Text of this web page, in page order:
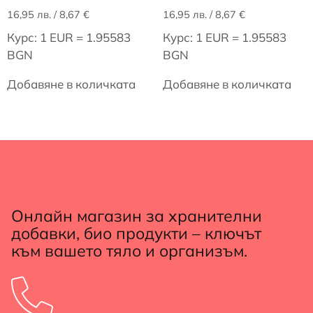
16,95 лв. / 8,67 €
Курс: 1 EUR = 1.95583
BGN
Добавяне в количката
16,95 лв./ 8,67 €
Курс: 1 EUR = 1.95583
BGN
Добавяне в количката
Онлайн магазин за хранителни
добавки, био продукти – ключът
към вашето тяло и организъм.